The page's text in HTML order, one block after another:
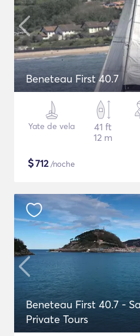
Beneteau First 40.7
Yate de vela
41 ft
12 m
$712/noche
Beneteau First 40.7 -
Private Tours